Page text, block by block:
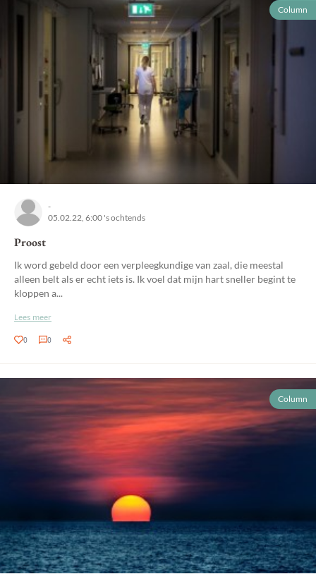
Column
-
05.02.22, 6:00 's ochtends
Proost
Ik word gebeld door een verpleegkundige van zaal, die meestal
alleen belt als er echt iets is. Ik voel dat mijn hart sneller begint te
kloppen a...
Lees meer
0 0
Column